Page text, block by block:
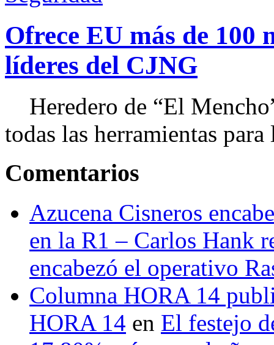
Ofrece EU más de 100
líderes del CJNG
Heredero de “El
todas las herramientas
Comentarios
Azucena Cisneros
en la R1 – Carlos Hank
encabezó el operativo
Columna HORA 14
HORA 14 en El festejo